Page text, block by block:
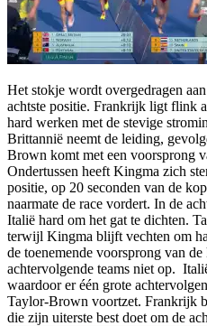
Het stokje wordt overgedragen
achtste positie. Frankrijk ligt flink
hard werken met de stevige
Brittannië neemt de leiding,
Brown komt met een voorsprong
Ondertussen heeft Kingma zich
positie, op 20 seconden van de
naarmate de race vordert. In de
Italië hard om het gat te dichten.
terwijl Kingma blijft vechten om
de toenemende voorsprong van
achtervolgende teams niet op.
waardoor er één grote
Taylor-Brown voortzet. Frankrijk
die zijn uiterste best doet om de